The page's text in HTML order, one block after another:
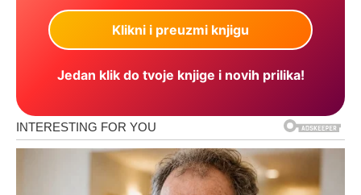
Jedan klik do tvoje knjige i novih prilika!